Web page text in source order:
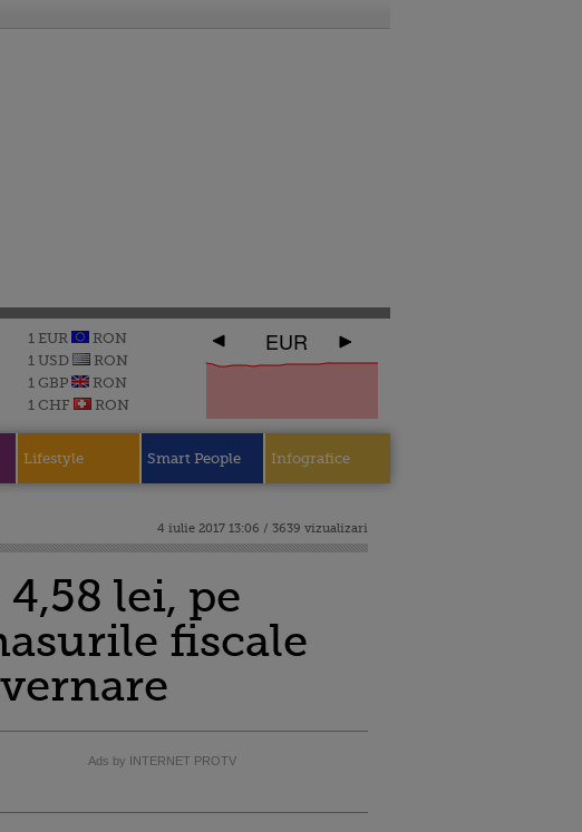
1 EUR
RON
1 USD
RON
1 GBP
RON
1 CHF
RON
EUR
Lifestyle Smart People Infografice
4 iulie 2017 13:06 / 3639 vizualizari
lei, pe
fiscale
Ads by INTERNET PROTV